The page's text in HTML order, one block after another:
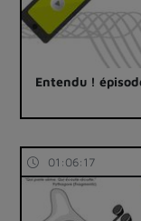
Entendu !
01:06:17